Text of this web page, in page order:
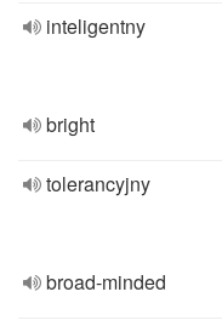
inteligentny
bright
tolerancyjny
broad-minded